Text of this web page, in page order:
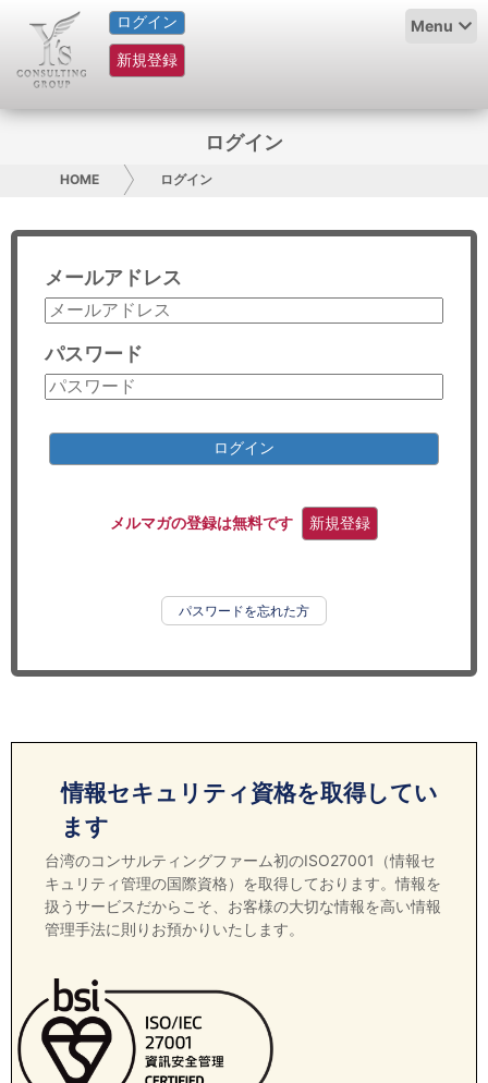
ログイン
新規登録
Menu
HOME
サービス紹介
グループ概要
採用情報
お問い合わせ
コンサルティング
リサーチ
ログイン
HOME ログイン
メールアドレス
パスワード
ログイン
メルマガの登録は無料です 新規登録
パスワードを忘れた方
情報セキュリティ資格を取得してい
ます
台湾のコンサルティングファーム初のISO27001（情報セ
キュリティ管理の国際資格）を取得しております。情報を
扱うサービスだからこそ、お客様の大切な情報を高い情報
管理手法に則りお預かりいたします。